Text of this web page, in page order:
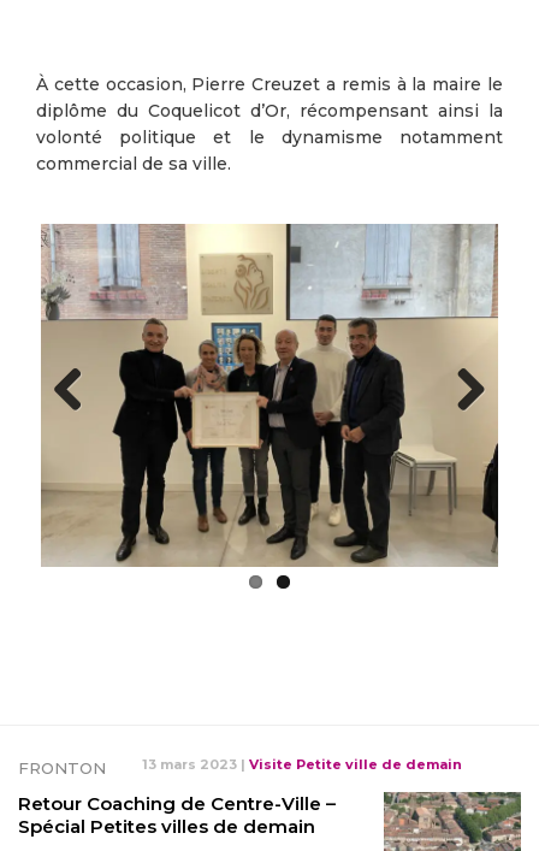
À cette occasion, Pierre Creuzet a remis à la maire le
diplôme du Coquelicot d’Or, récompensant ainsi la
volonté politique et le dynamisme notamment
commercial de sa ville.
Previous
FRONTON 13 mars 2023 | Visite Petite ville de demain
Retour Coaching de Centre-Ville –
Spécial Petites villes de demain